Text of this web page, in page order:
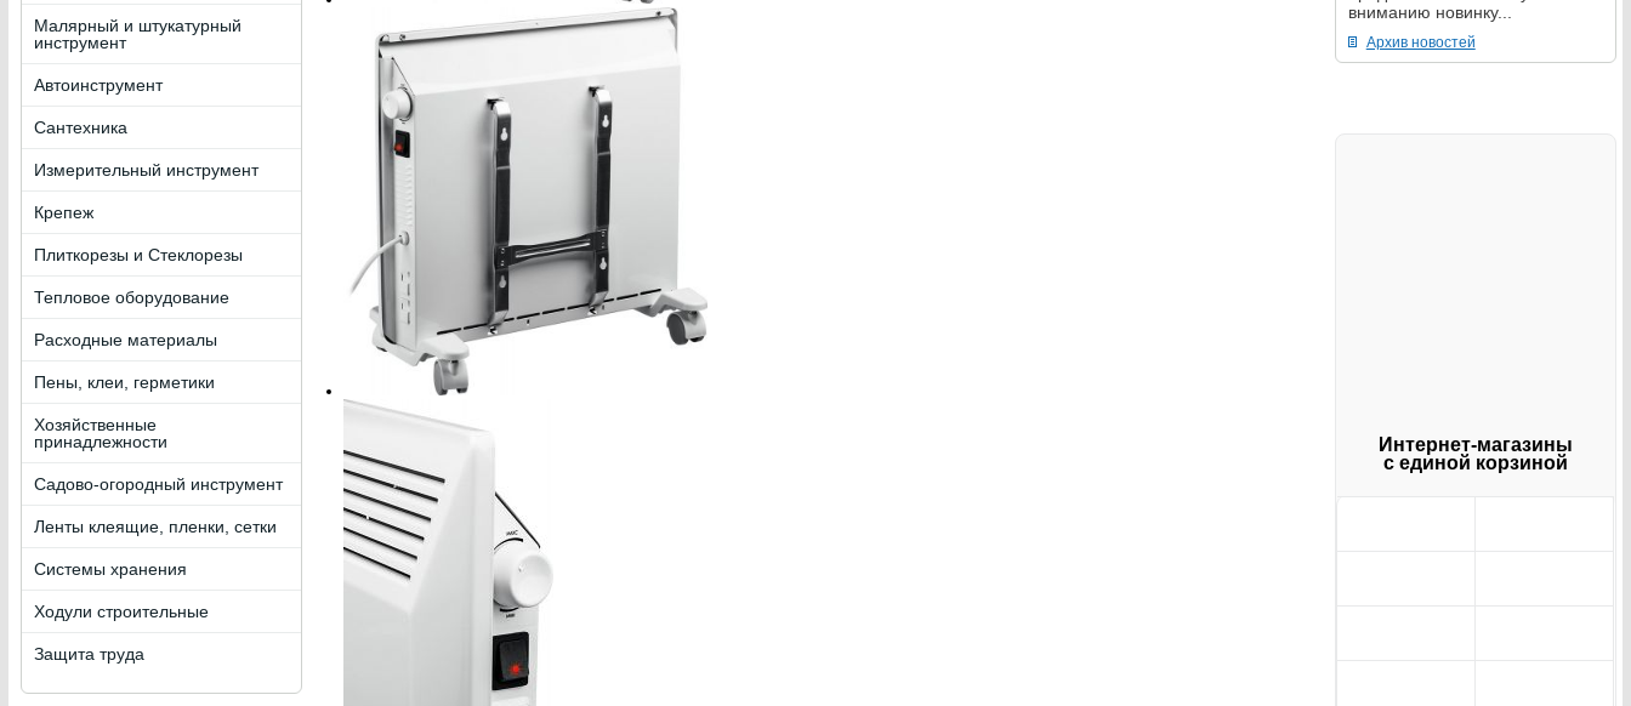
Малярный и штукатурный
инструмент
Автоинструмент
Сантехника
Измерительный инструмент
Крепеж
Плиткорезы и Стеклорезы
Тепловое оборудование
Расходные материалы
Пены, клеи, герметики
Хозяйственные
принадлежности
Садово-огородный инструмент
Ленты клеящие, пленки, сетки
Системы хранения
Ходули строительные
Защита труда
вниманию новинку...
Архив новостей
Интернет-магазины
с единой корзиной